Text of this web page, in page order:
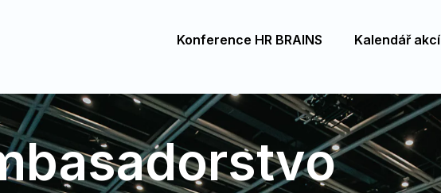
Konference HR BRAINS Kalendář akcí